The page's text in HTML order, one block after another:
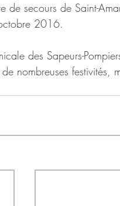
de secours de Saint-
2016.
des Sapeurs-
nombreuses